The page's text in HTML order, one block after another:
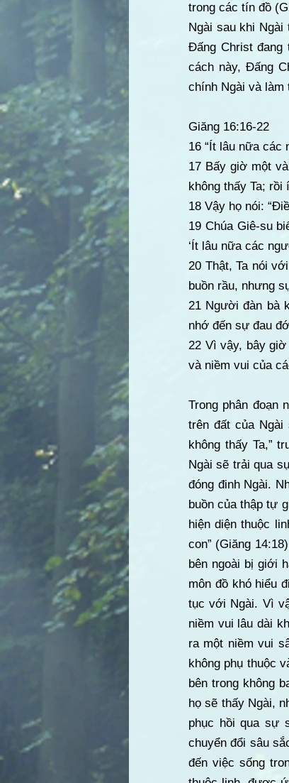
trong các tín đồ
Ngài sau khi Ngài
Đấng Christ
cách này, Đấng
chính Ngài và làm
Giăng 16:16-22
16 “Ít lâu nữa các
17 Bấy giờ một
không thấy Ta; rồi
18 Vậy họ nói:
19 Chúa Giê-su
‘Ít lâu nữa các
20 Thật, Ta nói
buồn rầu, nhưng
21 Người đàn bà
nhớ đến sự đau
22 Vì vậy, bây
và niềm vui của
Trong phân đoạn
trên đất của
không thấy Ta,”
Ngài sẽ trải qua
đóng đinh Ngài.
buồn của thập tự
hiện diện thuộc
con” (Giăng
bên ngoài bị giới
môn đồ khó hiểu
tục với Ngài. Vì
niềm vui lâu dài
ra một niềm vui
không phụ thuộc
bên trong không
họ sẽ thấy Ngài,
phục hồi qua sự
chuyển đổi sâu
đến việc sống